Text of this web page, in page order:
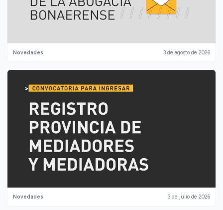
Novedades 3 de agosto de 2026
Novedades 3 de julio de 2026